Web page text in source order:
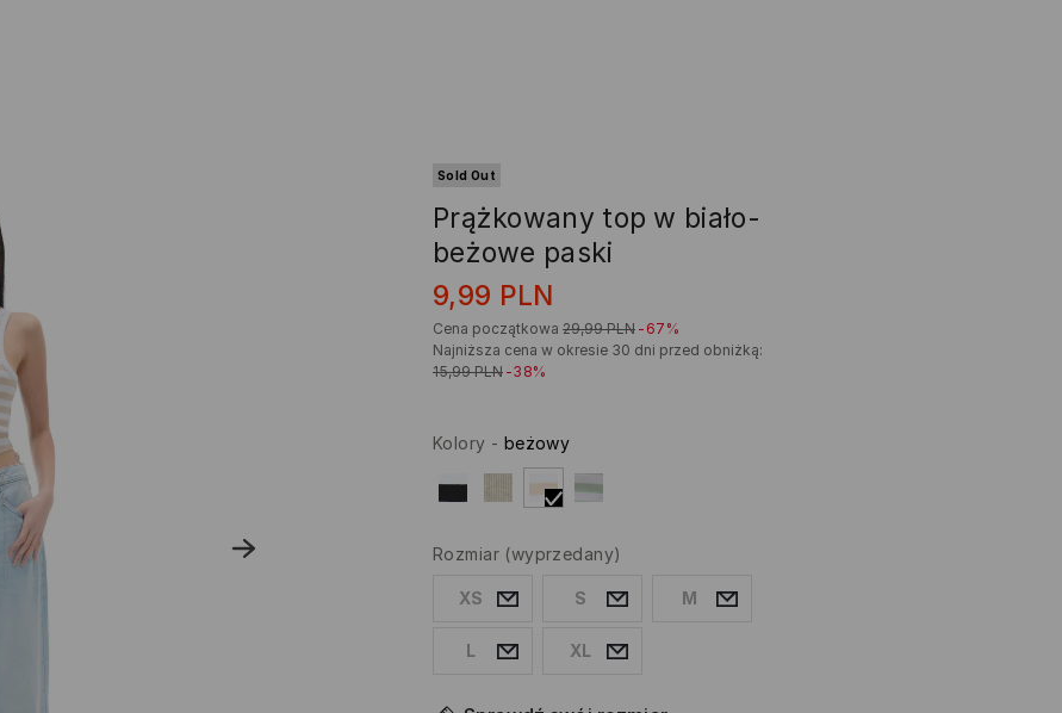
Sold Out
Prążkowany top w biało-
beżowe paski
9,99 PLN
Cena początkowa 29,99 PLN -67%
Najniższa cena w okresie 30 dni przed obniżką:
15,99 PLN -38%
Kolory - beżowy
Rozmiar (wyprzedany)
XS S M
L XL